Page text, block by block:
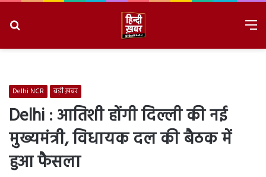
Delhi NCR बड़ी ख़बर
Delhi : आतिशी होंगी दिल्ली की नई
मुख्यमंत्री, विधायक दल की बैठक में
हुआ फैसला